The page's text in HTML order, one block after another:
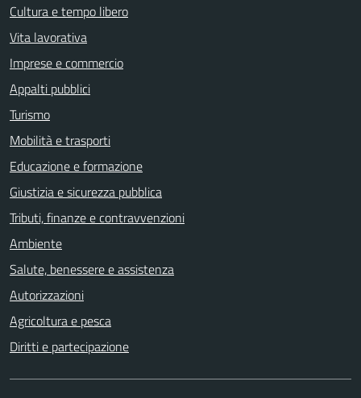
Cultura e tempo libero
Vita lavorativa
Imprese e commercio
Appalti pubblici
Turismo
Mobilità e trasporti
Educazione e formazione
Giustizia e sicurezza pubblica
Tributi, finanze e contravvenzioni
Ambiente
Salute, benessere e assistenza
Autorizzazioni
Agricoltura e pesca
Diritti e partecipazione